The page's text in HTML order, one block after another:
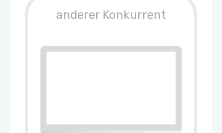
anderer Konkurrent